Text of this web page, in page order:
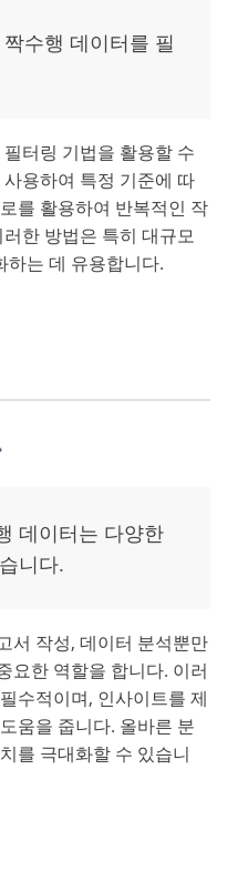
수행 데이터를 필
터링 기법을 활용할 수
용하여 특정 기준에 따
를 활용하여 반복적인 작
한 방법은 특히 대규모
하는 데 유용합니다.
데이터는 다양한
니다.
서 작성, 데이터 분석뿐만
요한 역할을 합니다. 이러
수적이며, 인사이트를 제
움을 줍니다. 올바른 분
를 극대화할 수 있습니